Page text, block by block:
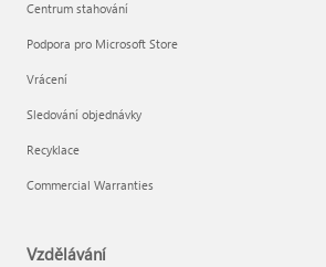
Centrum stahování
Podpora pro Microsoft Store
Vrácení
Sledování objednávky
Recyklace
Commercial Warranties
Vzdělávání